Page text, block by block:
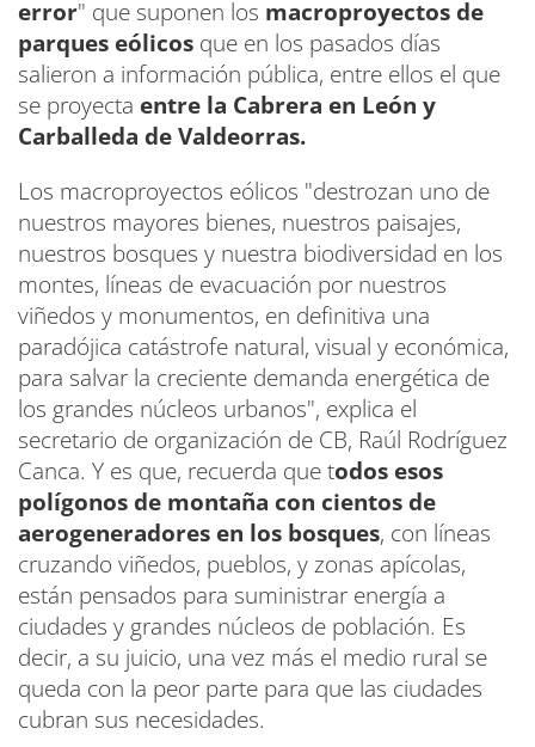
error" que suponen los macroproyectos de
parques eólicos que en los pasados días
salieron a información pública, entre ellos el que
se proyecta entre la Cabrera en León y
Carballeda de Valdeorras.
Los macroproyectos eólicos "destrozan uno de
nuestros mayores bienes, nuestros paisajes,
nuestros bosques y nuestra biodiversidad en los
montes, líneas de evacuación por nuestros
viñedos y monumentos, en definitiva una
paradójica catástrofe natural, visual y económica,
para salvar la creciente demanda energética de
los grandes núcleos urbanos", explica el
secretario de organización de CB, Raúl Rodríguez
Canca. Y es que, recuerda que todos esos
polígonos de montaña con cientos de
aerogeneradores en los bosques, con líneas
cruzando viñedos, pueblos, y zonas apícolas,
están pensados para suministrar energía a
ciudades y grandes núcleos de población. Es
decir, a su juicio, una vez más el medio rural se
queda con la peor parte para que las ciudades
cubran sus necesidades.